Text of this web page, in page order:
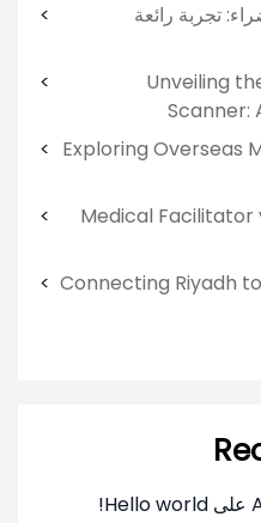
تجربة رائعة
Unveiling
Scanner:
Exploring Overseas
Medical Facilitator
Connecting Riyadh
على Hello world!